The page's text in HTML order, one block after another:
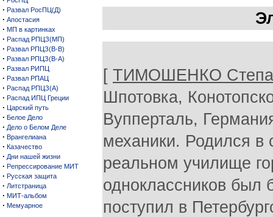
· Развал РосПЦ(Д)
· Апостасия
· МП в картинках
· Распад РПЦЗ(МП)
· Развал РПЦЗ(В-В)
· Развал РПЦЗ(В-А)
· Развал РИПЦ
· Развал РПАЦ
· Распад РПЦЗ(А)
· Распад ИПЦ Греции
· Царский путь
· Белое Дело
· Дело о Белом Деле
· Врангелиана
· Казачество
· Дни нашей жизни
· Репрессирование МИТ
· Русская защита
· Литстраница
· МИТ-альбом
· Мемуарное
[ ТИМОШЕНКО
Шпотовка,
Вупперталь,
механики. Родился
реальном училище
одноклассников
поступил в